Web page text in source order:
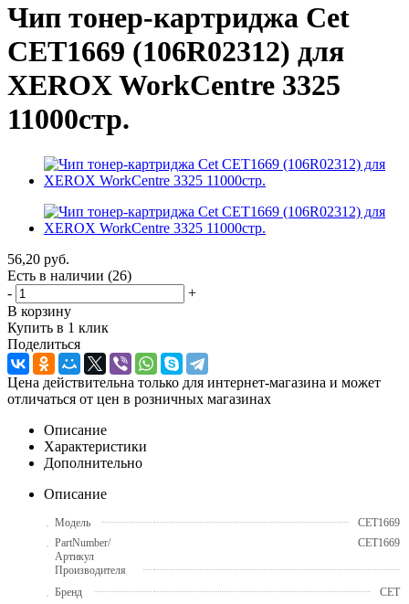
Чип тонер-картриджа Cet
CET1669 (106R02312) для
XEROX WorkCentre 3325
11000стр.
56,20 руб.
Есть в наличии (26)
-
+
В корзину
Купить в 1 клик
Поделиться
Цена действительна только для интернет-магазина и может
отличаться от цен в розничных магазинах
Описание
Характеристики
Дополнительно
Описание
Модель
CET1669
PartNumber/
Артикул
Производителя
CET1669
Бренд
CET